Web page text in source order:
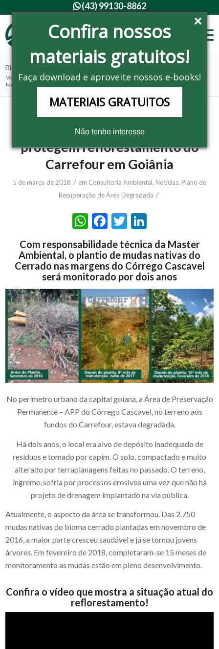
Confira nossos
materiais gratuitos!
Faça download e aproveite nossos e-books!
MATERIAIS GRATUITOS
Não tenho interesse
(43) 99130-8862
Blog - Últimas notícias
Você está aqui: Home / Noticias / Consultoria Ambiental /
Monitoramento e manutenção protegem reflorestamento do Carrefour em Go...
Monitoramento e manutenção
protegem reflorestamento do
Carrefour em Goiânia
5 de março de 2018 / em Consultoria Ambiental, Noticias, Plano de
Recuperação de Área Degradada /
WhatsApp
Facebook
Twitter
Com responsabilidade técnica da Master
Ambiental, o plantio de mudas nativas do
Cerrado nas margens do Córrego Cascavel
será monitorado por dois anos
No perímetro urbano da capital goiana, a Área de Preservação
Permanente – APP do Córrego Cascavel, no terreno aos
fundos do Carrefour, estava degradada.
Há dois anos, o local era alvo de depósito inadequado de
resíduos e tomado por capim. O solo, compactado e muito
alterado por terraplanagens feitas no passado. O terreno,
íngreme, sofria por processos erosivos uma vez que não há
projeto de drenagem implantado na via pública.
Atualmente, o aspecto da área se transformou. Das 2.750
mudas nativas do bioma cerrado plantadas em novembro de
2016, a maior parte cresceu saudável e já se tornou jovens
árvores. Em fevereiro de 2018, completaram-se 15 meses de
monitoramento as mudas estão em pleno desenvolvimento.
Confira o vídeo que mostra a situação atual do
reflorestamento!